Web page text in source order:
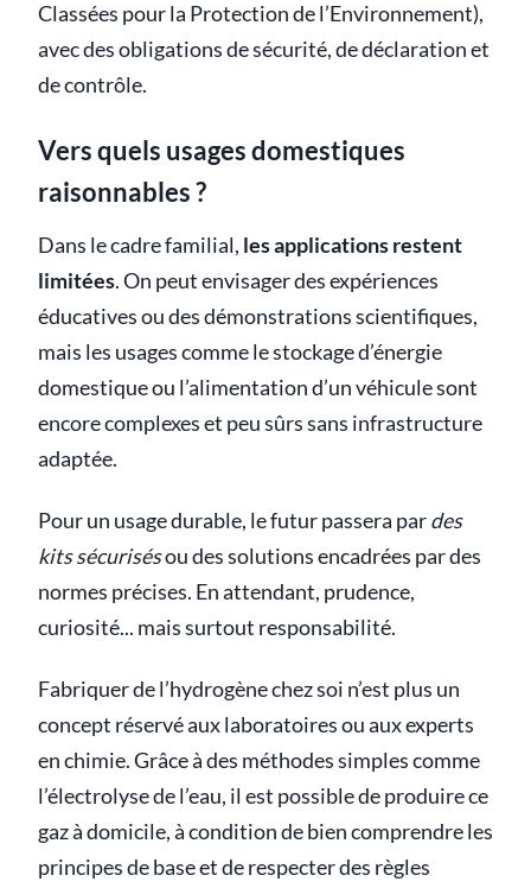
Classées pour la Protection de l’Environnement),
avec des obligations de sécurité, de déclaration et
de contrôle.
Vers quels usages domestiques
raisonnables ?
Dans le cadre familial, les applications restent
limitées. On peut envisager des expériences
éducatives ou des démonstrations scientifiques,
mais les usages comme le stockage d’énergie
domestique ou l’alimentation d’un véhicule sont
encore complexes et peu sûrs sans infrastructure
adaptée.
Pour un usage durable, le futur passera pardes
kits sécurisésou des solutions encadrées par des
normes précises. En attendant, prudence,
curiosité... mais surtout responsabilité.
Fabriquer de l’hydrogène chez soi n’est plus un
concept réservé aux laboratoires ou aux experts
en chimie. Grâce à des méthodes simples comme
l’électrolyse de l’eau, il est possible de produire ce
gaz à domicile, à condition de bien comprendre les
principes de base et de respecter des règles